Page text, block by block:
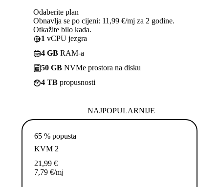
Odaberite plan
Obnavlja se po cijeni: 11,99 €/mj za 2 godine.
Otkažite bilo kada.
1 vCPU jezgra
4 GB RAM-a
50 GB NVMe prostora na disku
4 TB propusnosti
NAJPOPULARNIJE
65 % popusta
KVM 2
21,99 €
7,79 €/mj